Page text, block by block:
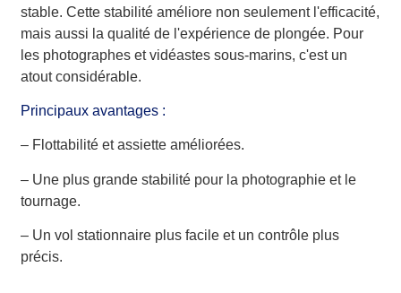
stable. Cette stabilité améliore non seulement l'efficacité,
mais aussi la qualité de l'expérience de plongée. Pour
les photographes et vidéastes sous-marins, c'est un
atout considérable.
Principaux avantages :
– Flottabilité et assiette améliorées.
– Une plus grande stabilité pour la photographie et le
tournage.
– Un vol stationnaire plus facile et un contrôle plus
précis.